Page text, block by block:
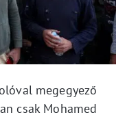
megegyező
csak Mohamed